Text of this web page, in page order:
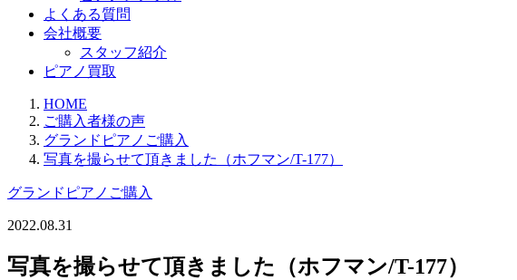
よくある質問
会社概要
スタッフ紹介
ピアノ買取
HOME
ご購入者様の声
グランドピアノご購入
写真を撮らせて頂きました（ホフマン/T-177）
グランドピアノご購入
2022.08.31
写真を撮らせて頂きました（ホフマン/T-177）